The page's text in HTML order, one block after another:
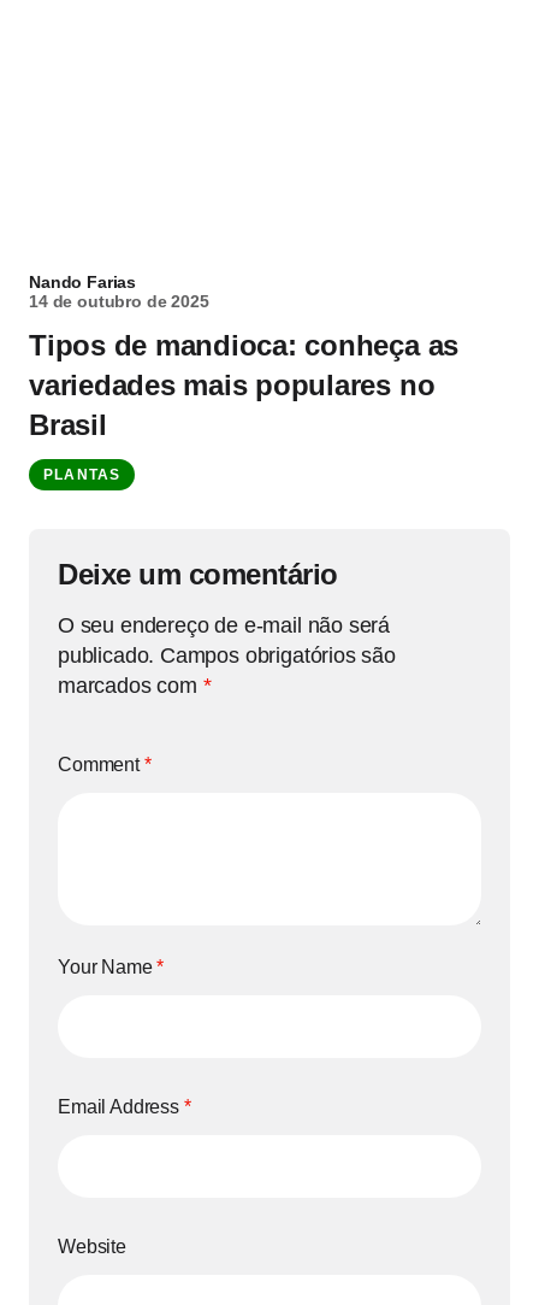
Nando Farias
14 de outubro de 2025
Tipos de mandioca: conheça as
variedades mais populares no
Brasil
PLANTAS
Deixe um comentário
O seu endereço de e-mail não será
publicado. Campos obrigatórios são
marcados com *
Comment*
Your Name*
Email Address *
Website